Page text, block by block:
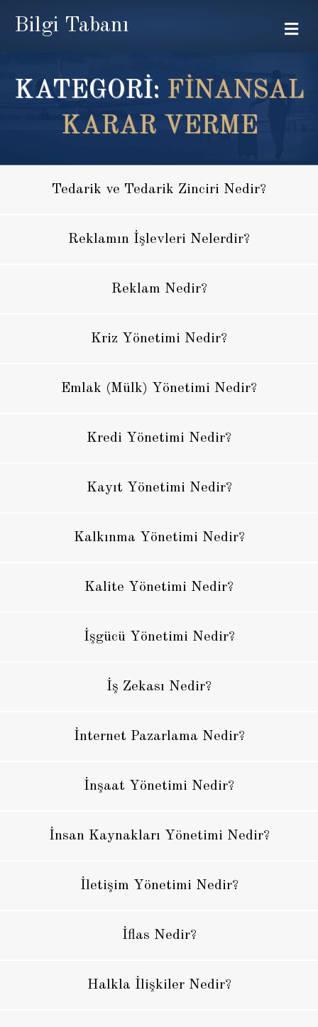
Bilgi Tabanı
KATEGORİ: FINANSAL
KARAR VERME
Tedarik ve Tedarik Zinciri Nedir?
Reklamın İşlevleri Nelerdir?
Reklam Nedir?
Kriz Yönetimi Nedir?
Emlak (Mülk) Yönetimi Nedir?
Kredi Yönetimi Nedir?
Kayıt Yönetimi Nedir?
Kalkınma Yönetimi Nedir?
Kalite Yönetimi Nedir?
İşgücü Yönetimi Nedir?
İş Zekası Nedir?
İnternet Pazarlama Nedir?
İnşaat Yönetimi Nedir?
İnsan Kaynakları Yönetimi Nedir?
İletişim Yönetimi Nedir?
İflas Nedir?
Halkla İlişkiler Nedir?